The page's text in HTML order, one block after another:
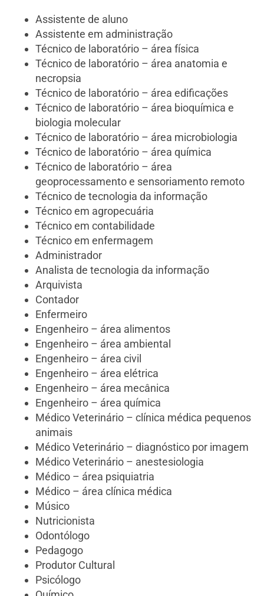
Assistente de aluno
Assistente em administração
Técnico de laboratório – área física
Técnico de laboratório – área anatomia e
necropsia
Técnico de laboratório – área edificações
Técnico de laboratório – área bioquímica e
biologia molecular
Técnico de laboratório – área microbiologia
Técnico de laboratório – área química
Técnico de laboratório – área
geoprocessamento e sensoriamento remoto
Técnico de tecnologia da informação
Técnico em agropecuária
Técnico em contabilidade
Técnico em enfermagem
Administrador
Analista de tecnologia da informação
Arquivista
Contador
Enfermeiro
Engenheiro – área alimentos
Engenheiro – área ambiental
Engenheiro – área civil
Engenheiro – área elétrica
Engenheiro – área mecânica
Engenheiro – área química
Médico Veterinário – clínica médica pequenos
animais
Médico Veterinário – diagnóstico por imagem
Médico Veterinário – anestesiologia
Médico – área psiquiatria
Médico – área clínica médica
Músico
Nutricionista
Odontólogo
Pedagogo
Produtor Cultural
Psicólogo